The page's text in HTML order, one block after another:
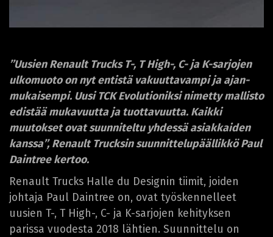
’’Uusien Renault Trucks T-, T High-, C- ja K-sarjojen
ulkomuoto on nyt entistä vakuuttavampi ja ajan­
mukaisempi. Uusi TCK Evolutioniksi nimetty mallisto
edistää mukavuutta ja tuottavuutta. Kaikki
muutokset ovat suunniteltu yhdessä asiakkaiden
kanssa’’, Renault Trucksin suunnittelupäällikkö Paul
Daintree kertoo.
Renault Trucks Halle du Designin tiimit, joiden
johtaja Paul Daintree on, ovat työskennelleet
uusien T-, T High-, C- ja K-sarjojen kehityksen
parissa vuodesta 2018 lähtien. Suunnittelu on